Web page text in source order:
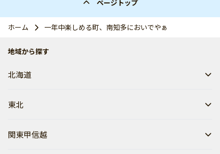
ページトップ
ホーム 一年中楽しめる町、南知多においでやぁ
地域から探す
北海道
東北
関東甲信越